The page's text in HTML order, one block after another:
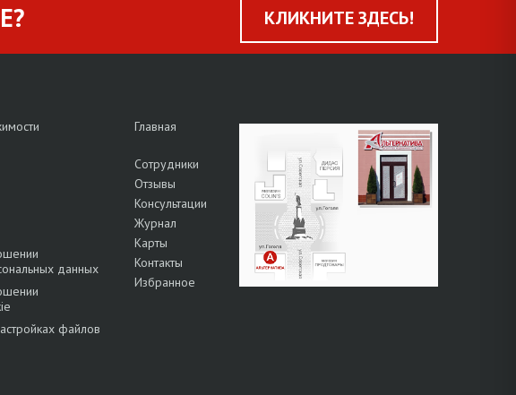
КЛИКНИТЕ ЗДЕСЬ!
данных
файлов
Главная
Сотрудники
Отзывы
Консультации
Журнал
Карты
Контакты
Избранное